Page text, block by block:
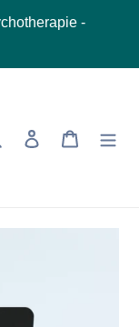
-
Suchen Einloggen